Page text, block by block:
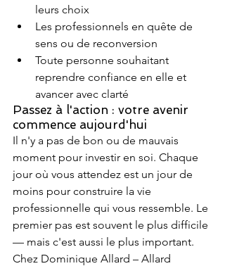
leurs choix
Les professionnels en quête de
sens ou de reconversion
Toute personne souhaitant
reprendre confiance en elle et
avancer avec clarté
Passez à l'action : votre avenir
commence aujourd'hui
Il n'y a pas de bon ou de mauvais
moment pour investir en soi. Chaque
jour où vous attendez est un jour de
moins pour construire la vie
professionnelle qui vous ressemble. Le
premier pas est souvent le plus difficile
— mais c'est aussi le plus important.
Chez Dominique Allard – Allard